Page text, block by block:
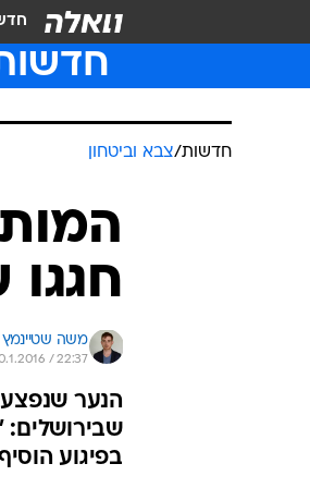
חדשות/צבא וביטחון
חגגו
משה שטיינמץ
/ 22:37
הנער
שבירושלים:
בפיגוע